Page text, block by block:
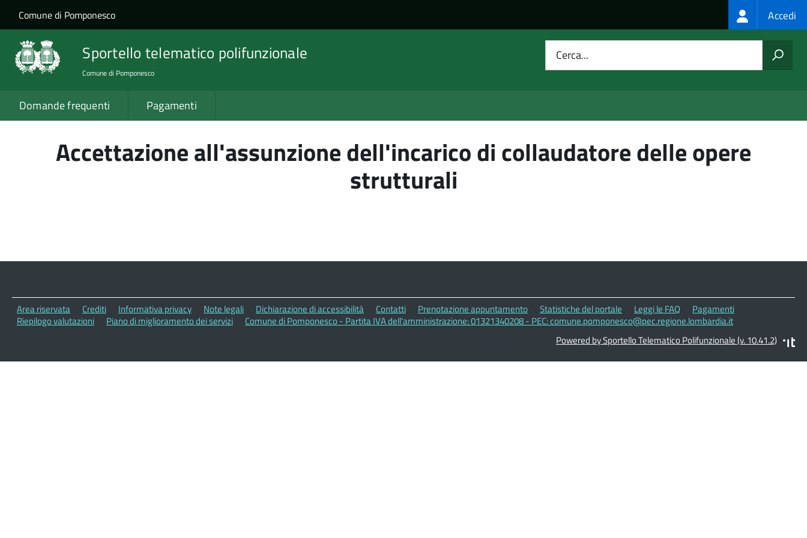
Salta al contenuto principale
Skip to site navigation
Comune di Pomponesco Login
menu
Accedi
Sportello telematico polifunzionale
Comune di Pomponesco
Cerca...
Domande frequenti Pagamenti
Accettazione all'assunzione dell'incarico di collaudatore delle opere
strutturali
Area riservata Crediti Informativa privacy Note legali Dichiarazione di accessibilità Contatti Prenotazione appuntamento Statistiche del portale Leggi le FAQ
Pagamenti
Riepilogo valutazioni
Piano di miglioramento dei servizi
Comune di Pomponesco - Partita IVA dell'amministrazione: 01321340208 - PEC: comune.pomponesco@pec.regione.lombardia.it
Powered by Sportello Telematico Polifunzionale (v. 10.41.2)